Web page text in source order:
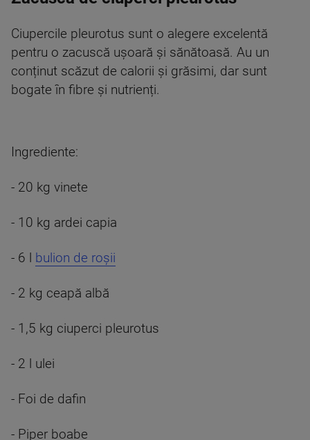
Ciupercile pleurotus sunt o alegere excelentă
pentru o zacuscă ușoară și sănătoasă. Au un
conținut scăzut de calorii și grăsimi, dar sunt
bogate în fibre și nutrienți.
Ingrediente:
- 20 kg vinete
- 10 kg ardei capia
- 6 l bulion de roșii
- 2 kg ceapă albă
- 1,5 kg ciuperci pleurotus
- 2 l ulei
- Foi de dafin
- Piper boabe